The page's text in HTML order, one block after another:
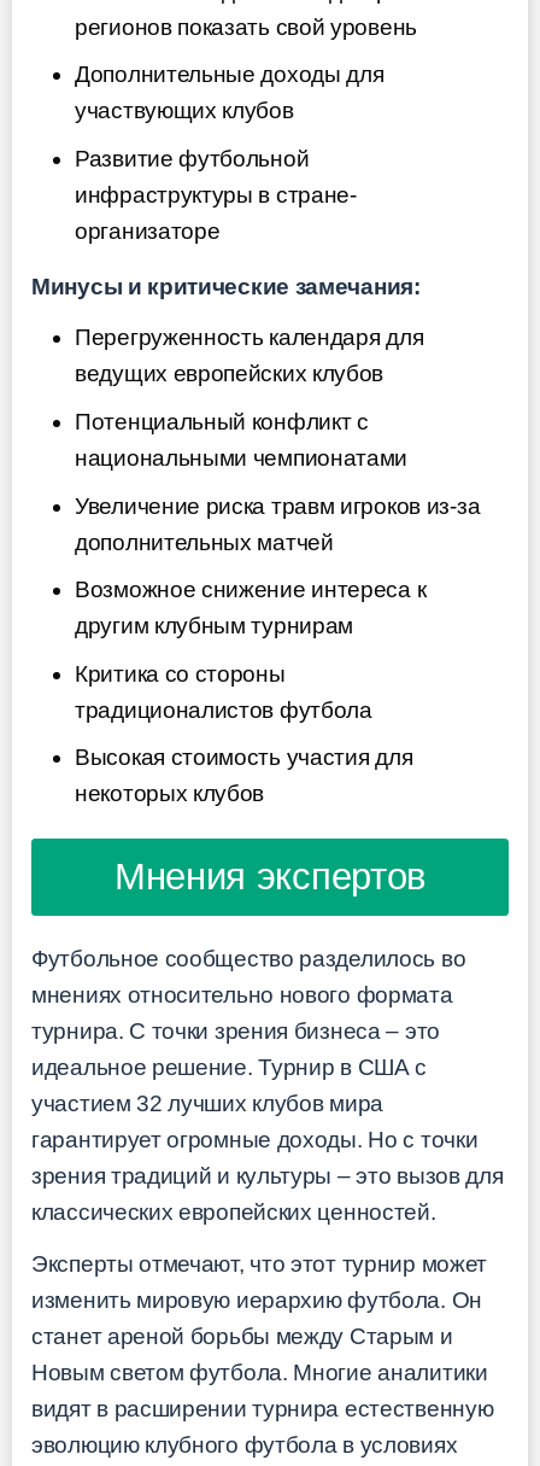
регионов показать свой уровень
Дополнительные доходы для
участвующих клубов
Развитие футбольной
инфраструктуры в стране-
организаторе
Минусы и критические замечания:
Перегруженность календаря для
ведущих европейских клубов
Потенциальный конфликт с
национальными чемпионатами
Увеличение риска травм игроков из-за
дополнительных матчей
Возможное снижение интереса к
другим клубным турнирам
Критика со стороны
традиционалистов футбола
Высокая стоимость участия для
некоторых клубов
Мнения экспертов
Футбольное сообщество разделилось во
мнениях относительно нового формата
турнира. С точки зрения бизнеса – это
идеальное решение. Турнир в США с
участием 32 лучших клубов мира
гарантирует огромные доходы. Но с точки
зрения традиций и культуры – это вызов для
классических европейских ценностей.
Эксперты отмечают, что этот турнир может
изменить мировую иерархию футбола. Он
станет ареной борьбы между Старым и
Новым светом футбола. Многие аналитики
видят в расширении турнира естественную
эволюцию клубного футбола в условиях